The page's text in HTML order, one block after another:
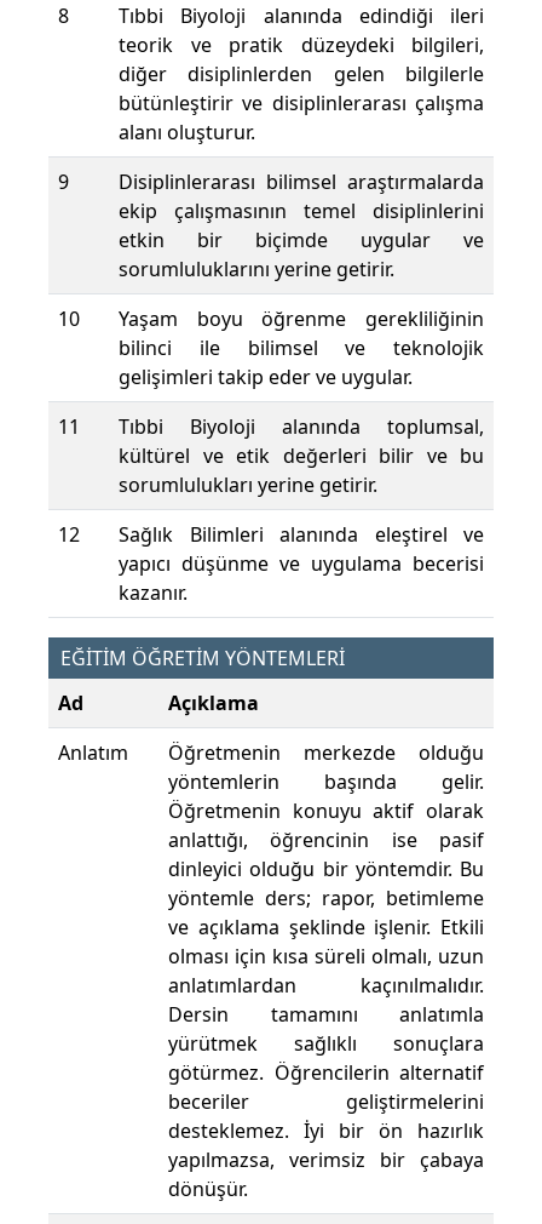
8
Tıbbi Biyoloji alanında edindiği ileri
teorik ve pratik düzeydeki bilgileri,
diğer disiplinlerden gelen bilgilerle
bütünleştirir ve disiplinlerarası çalışma
alanı oluşturur.
9
Disiplinlerarası bilimsel araştırmalarda
ekip çalışmasının temel disiplinlerini
etkin bir biçimde uygular ve
sorumluluklarını yerine getirir.
10
Yaşam boyu öğrenme gerekliliğinin
bilinci ile bilimsel ve teknolojik
gelişimleri takip eder ve uygular.
11
Tıbbi Biyoloji alanında toplumsal,
kültürel ve etik değerleri bilir ve bu
sorumlulukları yerine getirir.
12
Sağlık Bilimleri alanında eleştirel ve
yapıcı düşünme ve uygulama becerisi
kazanır.
EĞİTİM ÖĞRETİM YÖNTEMLERİ
Ad
Açıklama
Anlatım
Öğretmenin merkezde olduğu
yöntemlerin başında gelir.
Öğretmenin konuyu aktif olarak
anlattığı, öğrencinin ise pasif
dinleyici olduğu bir yöntemdir. Bu
yöntemle ders; rapor, betimleme
ve açıklama şeklinde işlenir. Etkili
olması için kısa süreli olmalı, uzun
anlatımlardan kaçınılmalıdır.
Dersin tamamını anlatımla
yürütmek sağlıklı sonuçlara
götürmez. Öğrencilerin alternatif
beceriler geliştirmelerini
desteklemez. İyi bir ön hazırlık
yapılmazsa, verimsiz bir çabaya
dönüşür.